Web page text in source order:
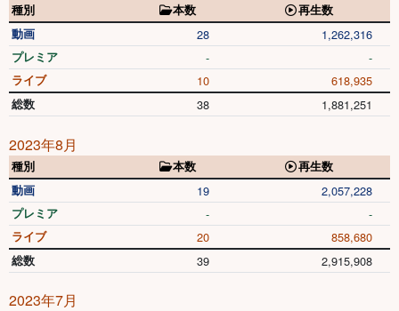
種別 本数
再生数
動画
28 1,262,316
プレミア - -
ライブ 10 618,935
総数 38 1,881,251
2023年8月
種別 本数
再生数
動画
19 2,057,228
プレミア - -
ライブ 20 858,680
総数 39 2,915,908
2023年7月